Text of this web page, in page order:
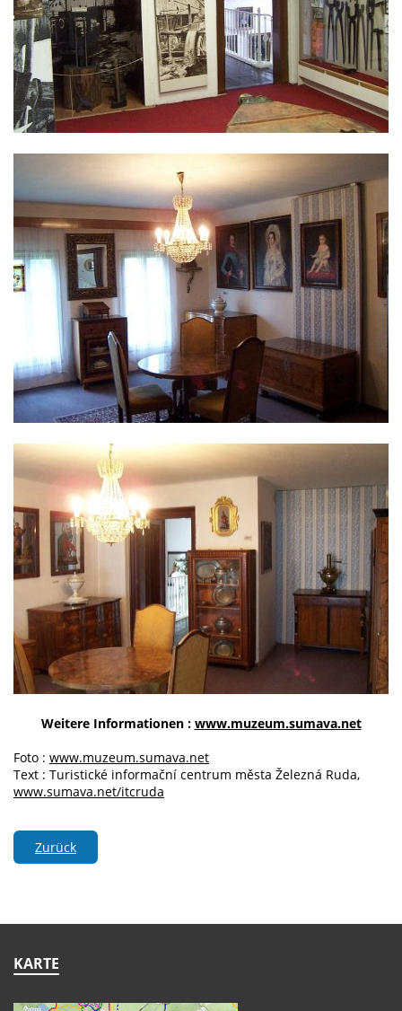
Weitere Informationen : www.muzeum.sumava.net
Foto : www.muzeum.sumava.net
Text : Turistické informační centrum města Železná Ruda,
www.sumava.net/itcruda
Zurück
KARTE